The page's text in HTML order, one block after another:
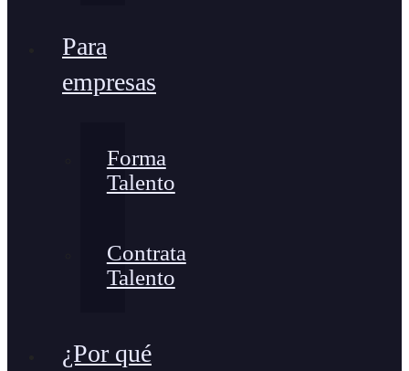
Para
empresas
Forma
Talento
Contrata
Talento
¿Por qué